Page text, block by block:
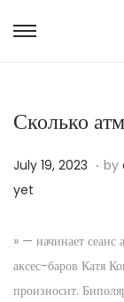
Сколько
P
o
t
e
d
July 19, 2023 N
e
m
b
. by
yet
» — начинает сеанс
аксес-баров Катя
произносит.